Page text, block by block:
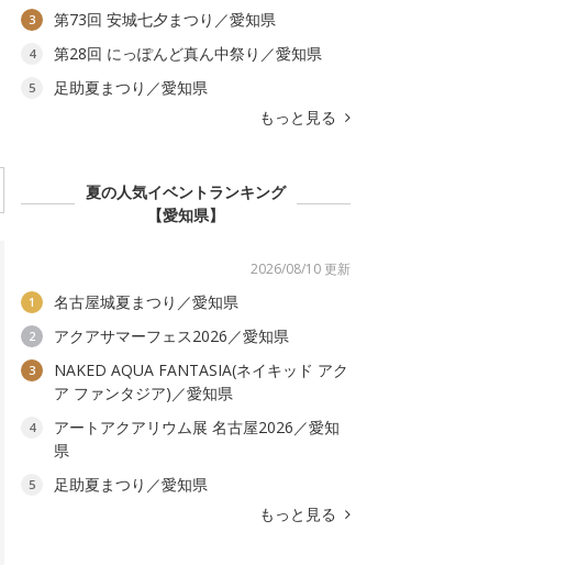
3 第73回 安城七夕まつり／愛知県
4 第28回 にっぽんど真ん中祭り／愛知県
5
足助夏まつり／愛知県
もっと見る
夏の人気イベントランキング
【愛知県】
2026/08/10 更新
1 名古屋城夏まつり／愛知県
2 アクアサマーフェス2026／愛知県
3
NAKED AQUA FANTASIA(ネイキッド アク
ア ファンタジア)／愛知県
4
アートアクアリウム展 名古屋2026／愛知
県
5
足助夏まつり／愛知県
もっと見る